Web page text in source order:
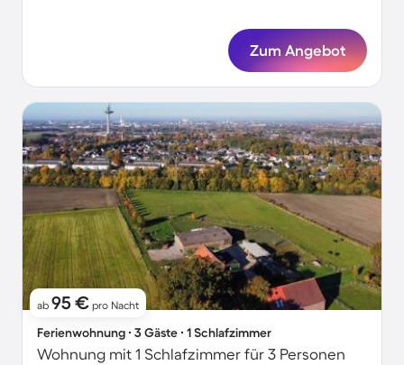
Zum Angebot
ab 95 € pro Nacht
Ferienwohnung ∙ 3 Gäste ∙ 1 Schlafzimmer
Wohnung mit 1 Schlafzimmer für 3 Personen